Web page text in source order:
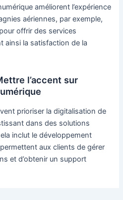
améliorent l’expérience
aériennes, par exemple,
offrir des services
ainsi la satisfaction de la
l’accent sur
prioriser la digitalisation de
dans des solutions
inclut le développement
aux clients de gérer
et d’obtenir un support